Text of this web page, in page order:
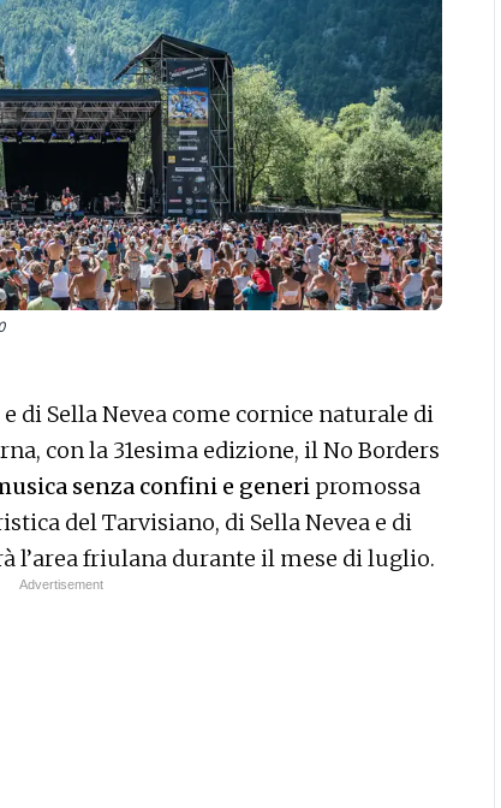
di Sella Nevea come cornice naturale di
con la 31esima edizione, il No Borders
senza confini e generi promossa
del Tarvisiano, di Sella Nevea e di
l’area friulana durante il mese di luglio.